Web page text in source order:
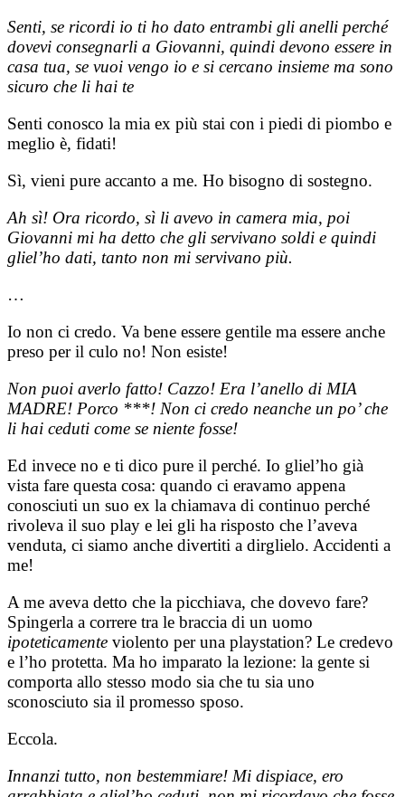
Senti, se ricordi io ti ho dato entrambi gli anelli perché
dovevi consegnarli a Giovanni, quindi devono essere in
casa tua, se vuoi vengo io e si cercano insieme ma sono
sicuro che li hai te
Senti conosco la mia ex più stai con i piedi di piombo e
meglio è, fidati!
Sì, vieni pure accanto a me. Ho bisogno di sostegno.
Ah sì! Ora ricordo, sì li avevo in camera mia, poi
Giovanni mi ha detto che gli servivano soldi e quindi
gliel’ho dati, tanto non mi servivano più.
…
Io non ci credo. Va bene essere gentile ma essere anche
preso per il culo no! Non esiste!
Non puoi averlo fatto! Cazzo! Era l’anello di MIA
MADRE! Porco ***! Non ci credo neanche un po’ che
li hai ceduti come se niente fosse!
Ed invece no e ti dico pure il perché. Io gliel’ho già
vista fare questa cosa: quando ci eravamo appena
conosciuti un suo ex la chiamava di continuo perché
rivoleva il suo play e lei gli ha risposto che l’aveva
venduta, ci siamo anche divertiti a dirglielo. Accidenti a
me!
A me aveva detto che la picchiava, che dovevo fare?
Spingerla a correre tra le braccia di un uomo
ipoteticamente violento per una playstation? Le credevo
e l’ho protetta. Ma ho imparato la lezione: la gente si
comporta allo stesso modo sia che tu sia uno
sconosciuto sia il promesso sposo.
Eccola.
Innanzi tutto, non bestemmiare! Mi dispiace, ero